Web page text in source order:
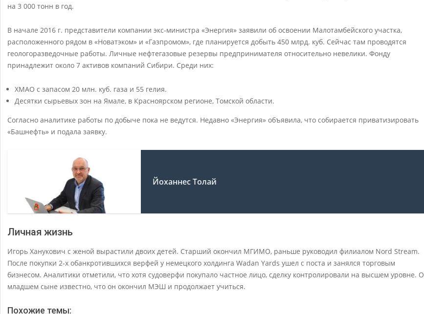
на 3 000 тонн в год.
В начале 2016 г. представители компании экс-министра «Энергия» заявили об освоении Малотамбейского участка,
расположенного рядом в «Новатэком» и «Газпромом», где планируется добыть 450 млрд. куб. Сейчас там проводятся
геологоразведочные работы. Личные нефтегазовые резервы предпринимателя относительно невелики. Фонду
принадлежит около 7 активов компаний Сибири. Среди них:
ХМАО с запасом 20 млн. куб. газа и 55 гелия.
Десятки сырьевых зон на Ямале, в Красноярском регионе, Томской области.
Согласно аналитике работы по добыче пока не ведутся. Недавно «Энергия» объявила, что собирается приватизировать
«Башнефть» и подала заявку.
Йоханнес Толай
Личная жизнь
Игорь Ханукович с женой вырастили двоих детей. Старший окончил МГИМО, раньше руководил филиалом Nord Stream.
После покупки 2-х обанкротившихся верфей у немецкого холдинга Wadan Yards ушел с поста и занялся торговым
бизнесом. Аналитики отметили, что хотя судоверфи покупало частное лицо, сделку контролировали на высшем уровне. О
младшем сыне известно, что он окончил МЭШ и продолжает учиться.
Похожие темы: